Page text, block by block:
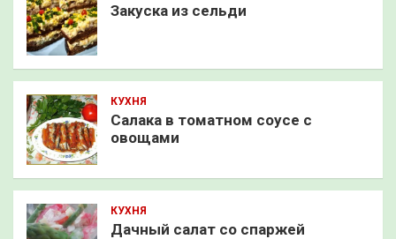
Закуска из сельди
КУХНЯ
Салака в томатном соусе с
овощами
КУХНЯ
Дачный салат со спаржей